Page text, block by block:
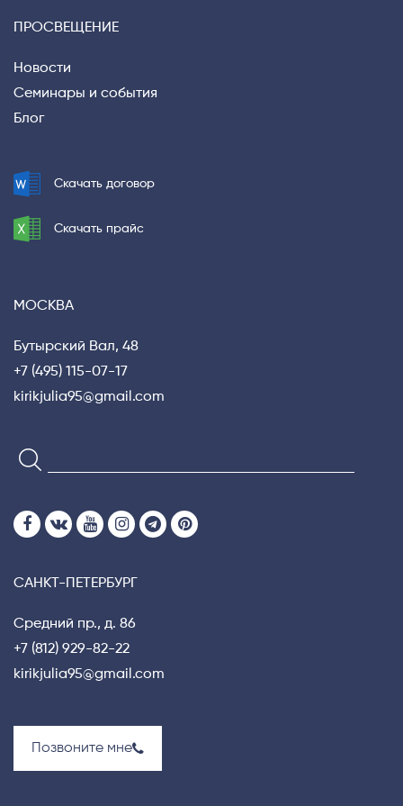
ПРОСВЕЩЕНИЕ
Новости
Семинары и события
Блог
Скачать договор
Скачать прайс
МОСКВА
Бутырский Вал, 48
+7 (495) 115-07-17
kirikjulia95@gmail.com
САНКТ-ПЕТЕРБУРГ
Средний пр., д. 86
+7 (812) 929-82-22
kirikjulia95@gmail.com
Позвоните мне